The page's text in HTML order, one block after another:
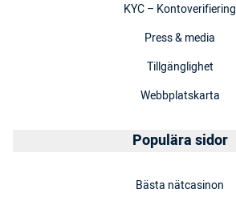
KYC – Kontoverifiering
Press & media
Tillgänglighet
Webbplatskarta
Populära sidor
Bästa nätcasinon